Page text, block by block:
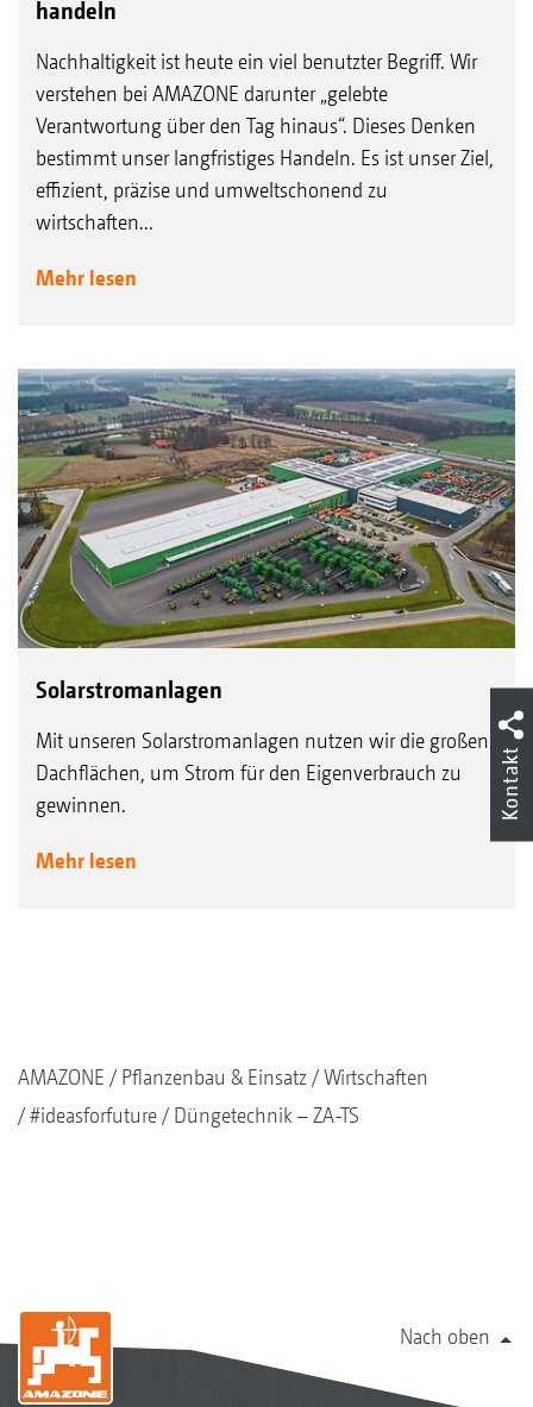
handeln
Nachhaltigkeit ist heute ein viel benutzter Begriff. Wir
verstehen bei AMAZONE darunter „gelebte
Verantwortung über den Tag hinaus“. Dieses Denken
bestimmt unser langfristiges Handeln. Es ist unser Ziel,
effizient, präzise und umweltschonend zu
wirtschaften...
Mehr lesen
Solarstromanlagen
Mit unseren Solarstromanlagen nutzen wir die großen
Dachflächen, um Strom für den Eigenverbrauch zu
gewinnen.
Mehr lesen
AMAZONE Pflanzenbau & Einsatz
Wirtschaften
#ideasforfuture
Düngetechnik – ZA-TS
Nach oben
Kontakt